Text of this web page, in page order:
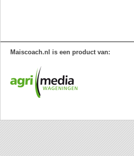
Maiscoach.nl is een product van: